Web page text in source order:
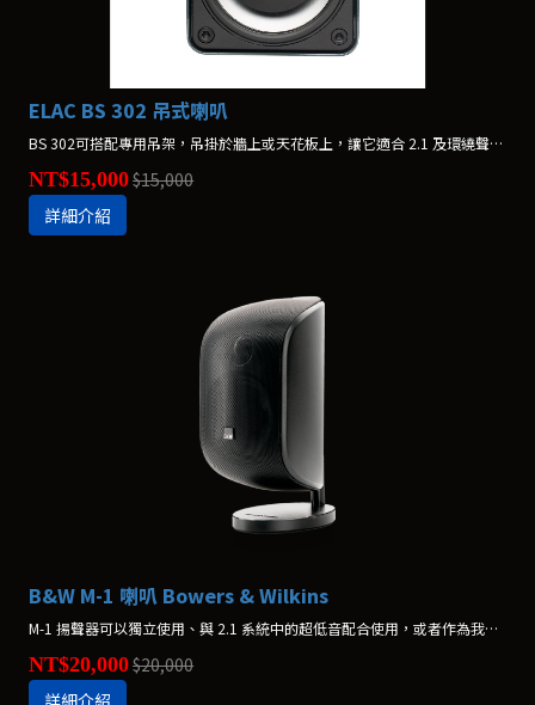
ELAC BS 302 吊式喇叭
BS 302可搭配專用吊架，吊掛於牆上或天花板上，讓它適合 2.1 及環繞聲使用。*價格為一支
NT$15,000$15,000
詳細介紹
B&W M-1 喇叭 Bowers & Wilkins
M-1 揚聲器可以獨立使用、與 2.1 系統中的超低音配合使用，或者作為我們屢獲殊榮的家庭影院系統中的一部分進行使用。*價格為一支，不含腳架
NT$20,000$20,000
詳細介紹